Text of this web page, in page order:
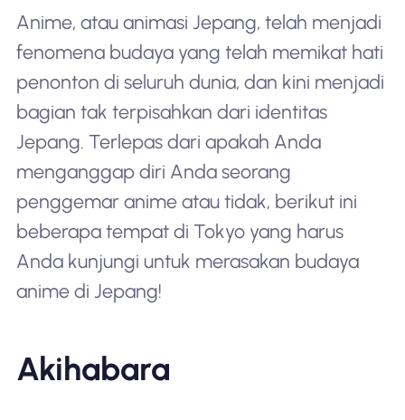
Anime, atau animasi Jepang, telah menjadi
fenomena budaya yang telah memikat hati
penonton di seluruh dunia, dan kini menjadi
bagian tak terpisahkan dari identitas
Jepang. Terlepas dari apakah Anda
menganggap diri Anda seorang
penggemar anime atau tidak, berikut ini
beberapa tempat di Tokyo yang harus
Anda kunjungi untuk merasakan budaya
anime di Jepang!
Akihabara